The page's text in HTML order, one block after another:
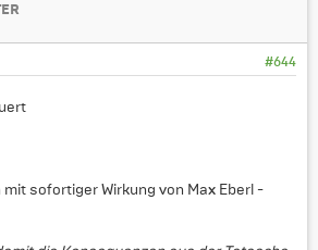
#644
sofortiger Wirkung von Max Eberl -